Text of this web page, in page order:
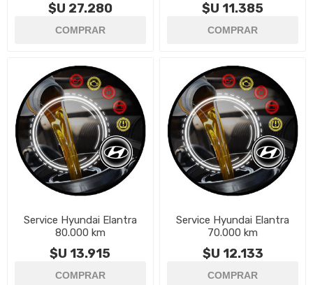
$U 27.280 $U 11.385
Service Hyundai Elantra
80.000 km
$U 13.915
Service Hyundai Elantra
70.000 km
$U 12.133